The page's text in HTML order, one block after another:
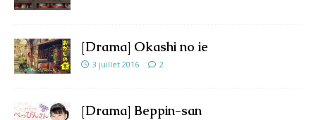
[Drama] Okashi no ie
3 juillet 2016 2
[Drama] Beppin-san